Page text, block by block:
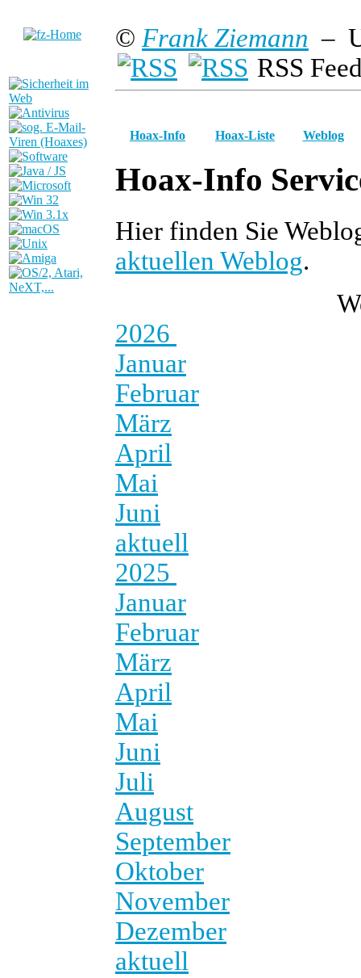
© Frank Ziemann –
RSS
Hoax-Info Hoax-Liste Weblog
Hoax-Info
Hier finden Sie
aktuellen Weblog.
2026
Januar
Februar
März
April
Mai
Juni
aktuell
2025
Januar
Februar
März
April
Mai
Juni
Juli
August
September
Oktober
November
Dezember
aktuell